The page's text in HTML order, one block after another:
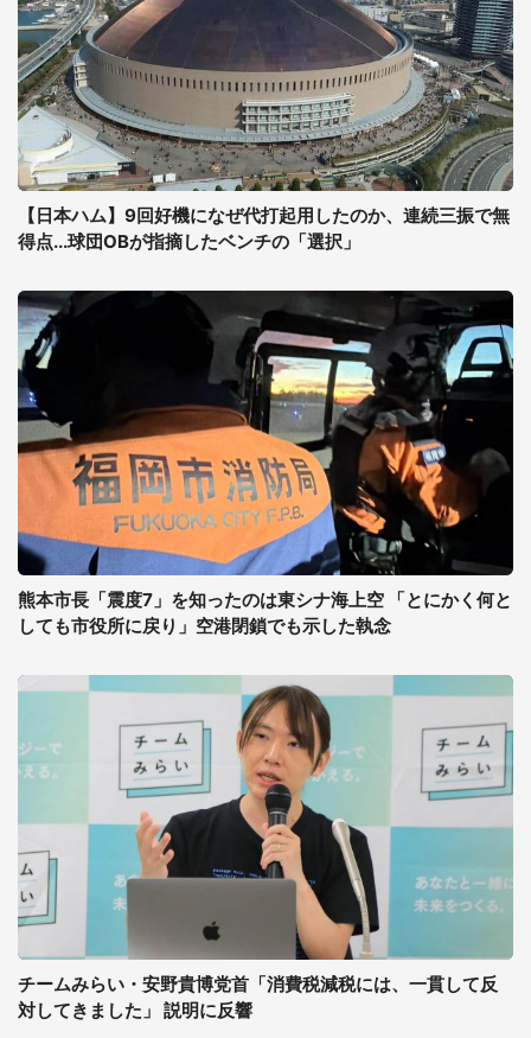
【日本ハム】9回好機になぜ代打起用したのか、連続三振で無
得点...球団OBが指摘したベンチの「選択」
熊本市長「震度7」を知ったのは東シナ海上空 「とにかく何と
しても市役所に戻り」空港閉鎖でも示した執念
チームみらい・安野貴博党首「消費税減税には、一貫して反
対してきました」 説明に反響